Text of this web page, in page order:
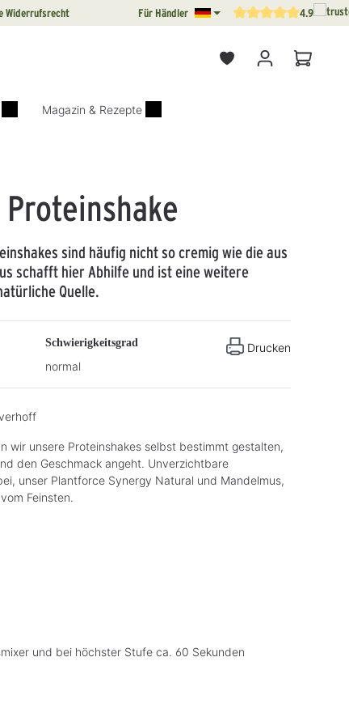
Widerrufsrecht Für Händler Durchschnittliche4.9
Magazin & Rezepte
sind häufig nicht so cremig wie die aus
schafft hier Abhilfe und ist eine weitere
Quelle.
Schwierigkeitsgrad
normal
Drucken
wir unsere Proteinshakes selbst bestimmt gestalten,
den Geschmack angeht. Unverzichtbare
unser Plantforce Synergy Natural und Mandelmus,
Feinsten.
und bei höchster Stufe ca. 60 Sekunden